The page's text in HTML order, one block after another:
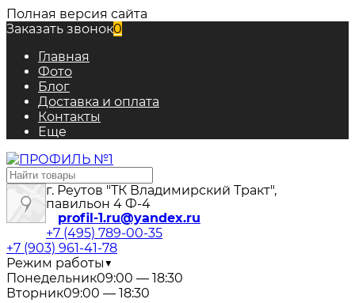
Полная версия сайта
Заказать звонок0
Главная
Фото
Блог
Доставка и оплата
Контакты
Еще
г. Реутов "ТК Владимирский Тракт",
павильон 4 Ф-4
profil-1.ru@yandex.ru
+7 (495) 789-00-35
+7 (903) 961-41-78
Режим работы▼
Понедельник09:00 — 18:30
Вторник09:00 — 18:30